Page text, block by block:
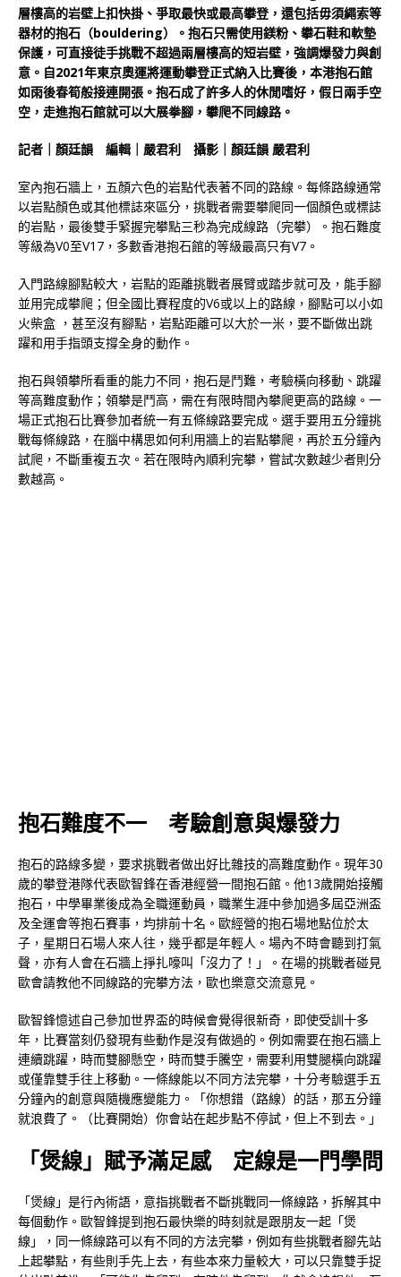
層樓高的岩壁上扣快掛、爭取最快或最高攀登，還包括毋須繩索等
器材的抱石（bouldering）。抱石只需使用鎂粉、攀石鞋和軟墊
保護，可直接徒手挑戰不超過兩層樓高的短岩壁，強調爆發力與創
意。自2021年東京奧運將運動攀登正式納入比賽後，本港抱石館
如雨後春筍般接連開張。抱石成了許多人的休閒嗜好，假日兩手空
空，走進抱石館就可以大展拳腳，攀爬不同線路。
記者｜顏廷韻 編輯｜嚴君利 攝影｜顏廷韻 嚴君利
室內抱石牆上，五顏六色的岩點代表著不同的路線。每條路線通常
以岩點顏色或其他標誌來區分，挑戰者需要攀爬同一個顏色或標誌
的岩點，最後雙手緊握完攀點三秒為完成線路（完攀）。抱石難度
等級為V0至V17，多數香港抱石館的等級最高只有V7。
入門路線腳點較大，岩點的距離挑戰者展臂或踏步就可及，能手腳
並用完成攀爬；但全國比賽程度的V6或以上的路線，腳點可以小如
火柴盒 ，甚至沒有腳點，岩點距離可以大於一米，要不斷做出跳
躍和用手指頭支撐全身的動作。
抱石與領攀所看重的能力不同，抱石是鬥難，考驗橫向移動、跳躍
等高難度動作；領攀是鬥高，需在有限時間內攀爬更高的路線。一
場正式抱石比賽參加者統一有五條線路要完成。選手要用五分鐘挑
戰每條線路，在腦中構思如何利用牆上的岩點攀爬，再於五分鐘內
試爬，不斷重複五次。若在限時內順利完攀，嘗試次數越少者則分
數越高。
抱石難度不一 考驗創意與爆發力
抱石的路線多變，要求挑戰者做出好比雜技的高難度動作。現年30
歲的攀登港隊代表歐智鋒在香港經營一間抱石館。他13歲開始接觸
抱石，中學畢業後成為全職運動員，職業生涯中參加過多屆亞洲盃
及全運會等抱石賽事，均排前十名。歐經營的抱石場地點位於太
子，星期日石場人來人往，幾乎都是年輕人。場內不時會聽到打氣
聲，亦有人會在石牆上掙扎嚎叫「沒力了！」。在場的挑戰者碰見
歐會請教他不同線路的完攀方法，歐也樂意交流意見。
歐智鋒憶述自己參加世界盃的時候會覺得很新奇，即使受訓十多
年，比賽當刻仍發現有些動作是沒有做過的。例如需要在抱石牆上
連續跳躍，時而雙腳懸空，時而雙手騰空，需要利用雙腿橫向跳躍
或僅靠雙手往上移動。一條線能以不同方法完攀，十分考驗選手五
分鐘內的創意與隨機應變能力。「你想錯（路線）的話，那五分鐘
就浪費了。（比賽開始）你會站在起步點不停試，但上不到去。」
「煲線」賦予滿足感 定線是一門學問
「煲線」是行內術語，意指挑戰者不斷挑戰同一條線路，拆解其中
每個動作。歐智鋒提到抱石最快樂的時刻就是跟朋友一起「煲
線」，同一條線路可以有不同的方法完攀，例如有些挑戰者腳先站
上起攀點，有些則手先上去，有些本來力量較大，可以只靠雙手捉